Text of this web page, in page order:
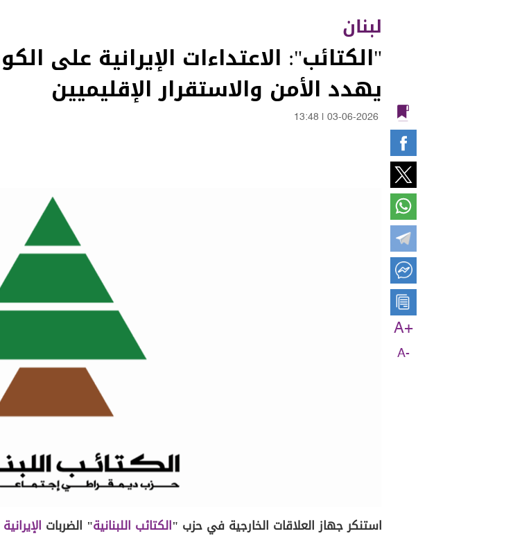
لبنان
"الكتائب": الاعتداءات الإيرانية على
يهدد الأمن والاستقرار الإقليميين
03-06-2026
13:48
A+
A-
استنكر جهاز العلاقات الخارجية في حزب "الكتائب اللبنانية" الضربات الإيرانية